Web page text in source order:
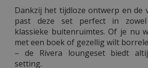
Dankzij het tijdloze ontwerp en de
past deze set perfect in
klassieke buitenruimtes. Of je nu
met een boek of gezellig wilt
– de Rivera loungeset biedt
setting.